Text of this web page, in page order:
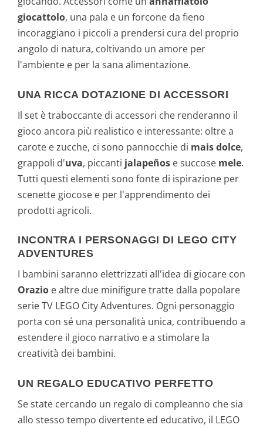
giocattolo, una pala e un forcone da fieno
incoraggiano i piccoli a prendersi cura del proprio
angolo di natura, coltivando un amore per
l'ambiente e per la sana alimentazione.
UNA RICCA DOTAZIONE DI ACCESSORI
Il set è traboccante di accessori che renderanno il
gioco ancora più realistico e interessante: oltre a
carote e zucche, ci sono pannocchie di mais dolce,
grappoli d'uva, piccanti jalapeños e succose mele.
Tutti questi elementi sono fonte di ispirazione per
scenette giocose e per l'apprendimento dei
prodotti agricoli.
INCONTRA I PERSONAGGI DI LEGO CITY
ADVENTURES
I bambini saranno elettrizzati all'idea di giocare con
Orazio e altre due minifigure tratte dalla popolare
serie TV LEGO City Adventures. Ogni personaggio
porta con sé una personalità unica, contribuendo a
estendere il gioco narrativo e a stimolare la
creatività dei bambini.
UN REGALO EDUCATIVO PERFETTO
Se state cercando un regalo di compleanno che sia
allo stesso tempo divertente ed educativo, il LEGO